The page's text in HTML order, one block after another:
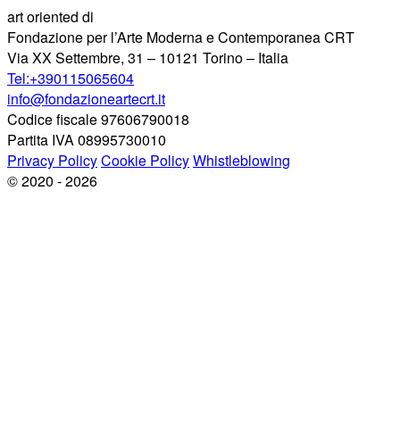
art oriented di
Fondazione per l’Arte Moderna e Contemporanea CRT
Via XX Settembre, 31 – 10121 Torino – Italia
Tel:+390115065604
info@fondazioneartecrt.it
Codice fiscale 97606790018
Partita IVA 08995730010
Privacy PolicyCookie PolicyWhistleblowing
© 2020 - 2026